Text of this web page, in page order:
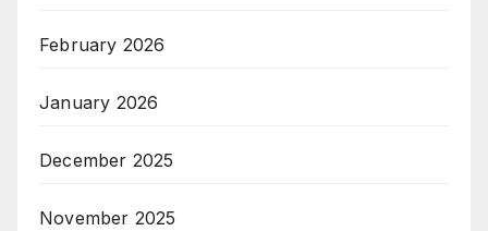
February 2026
January 2026
December 2025
November 2025